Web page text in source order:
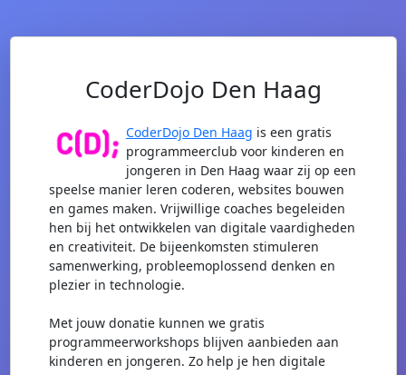
CoderDojo Den Haag
CoderDojo Den Haag is een gratis
programmeerclub voor kinderen en
jongeren in Den Haag waar zij op een
speelse manier leren coderen, websites bouwen
en games maken. Vrijwillige coaches begeleiden
hen bij het ontwikkelen van digitale vaardigheden
en creativiteit. De bijeenkomsten stimuleren
samenwerking, probleemoplossend denken en
plezier in technologie.
Met jouw donatie kunnen we gratis
programmeerworkshops blijven aanbieden aan
kinderen en jongeren. Zo help je hen digitale